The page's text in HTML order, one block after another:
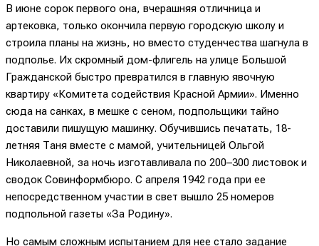
В июне сорок первого она, вчерашняя отличница и
артековка, только окончила первую городскую школу и
строила планы на жизнь, но вместо студенчества шагнула в
подполье. Их скромный дом-флигель на улице Большой
Гражданской быстро превратился в главную явочную
квартиру «Комитета содействия Красной Армии». Именно
сюда на санках, в мешке с сеном, подпольщики тайно
доставили пишущую машинку. Обучившись печатать, 18-
летняя Таня вместе с мамой, учительницей Ольгой
Николаевной, за ночь изготавливала по 200–300 листовок и
сводок Совинформбюро. С апреля 1942 года при ее
непосредственном участии в свет вышло 25 номеров
подпольной газеты «За Родину».
Но самым сложным испытанием для нее стало задание